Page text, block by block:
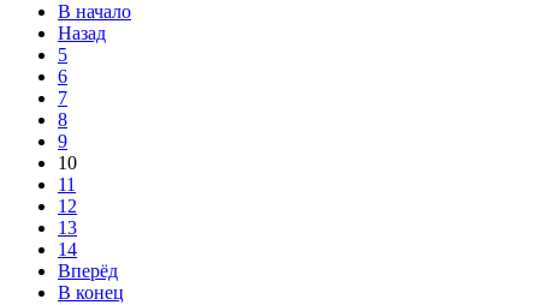
В начало
Назад
5
6
7
8
9
10
11
12
13
14
Вперёд
В конец